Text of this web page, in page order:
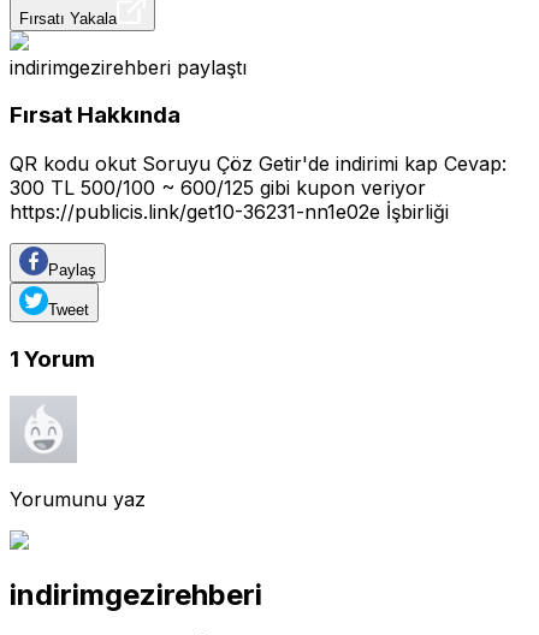
Fırsatı Yakala
indirimgezirehberi paylaştı
Fırsat Hakkında
QR kodu okut Soruyu Çöz Getir'de indirimi kap Cevap:
300 TL 500/100 ~ 600/125 gibi kupon veriyor
https://publicis.link/get10-36231-nn1e02e İşbirliği
Paylaş
Tweet
1 Yorum
Yorumunu yaz
indirimgezirehberi